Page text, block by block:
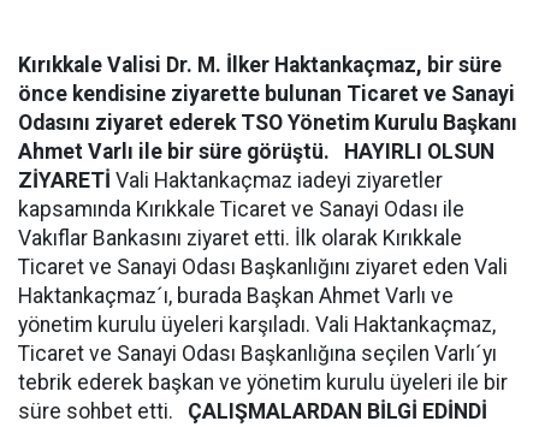
Kırıkkale Valisi Dr. M. İlker Haktankaçmaz, bir süre
önce kendisine ziyarette bulunan Ticaret ve Sanayi
Odasını ziyaret ederek TSO Yönetim Kurulu Başkanı
Ahmet Varlı ile bir süre görüştü.
HAYIRLI OLSUN
ZİYARETİ Vali Haktankaçmaz iadeyi ziyaretler
kapsamında Kırıkkale Ticaret ve Sanayi Odası ile
Vakıflar Bankasını ziyaret etti. İlk olarak Kırıkkale
Ticaret ve Sanayi Odası Başkanlığını ziyaret eden Vali
Haktankaçmaz´ı, burada Başkan Ahmet Varlı ve
yönetim kurulu üyeleri karşıladı. Vali Haktankaçmaz,
Ticaret ve Sanayi Odası Başkanlığına seçilen Varlı´yı
tebrik ederek başkan ve yönetim kurulu üyeleri ile bir
süre sohbet etti. ÇALIŞMALARDAN BİLGİ EDİNDİ